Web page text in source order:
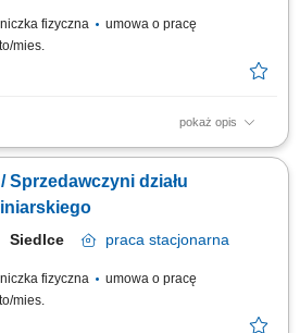
fizyczna
umowa o pracę
mies.
pokaż opis
z produktami świeżymi oraz udzielanie
i nabiałowych; kontrolowanie jakości
do spożycia; wspieranie sprzedaży
Sprzedawczyni działu
Siedlce praca stacjonarna
fizyczna
umowa o pracę
mies.